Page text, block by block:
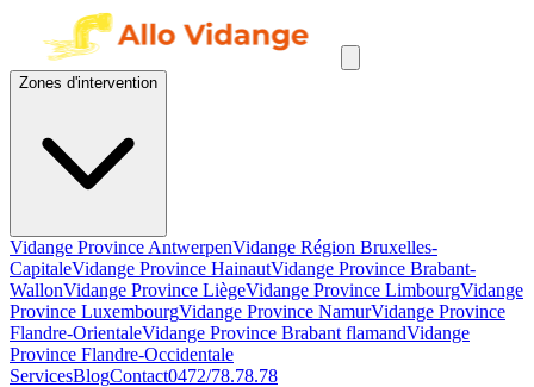
Zones d'intervention
Vidange Province AntwerpenVidange Région Bruxelles-
CapitaleVidange Province HainautVidange Province Brabant-
WallonVidange Province LiègeVidange Province LimbourgVidange
Province LuxembourgVidange Province NamurVidange Province
Flandre-OrientaleVidange Province Brabant flamandVidange
Province Flandre-Occidentale
ServicesBlogContact0472/78.78.78